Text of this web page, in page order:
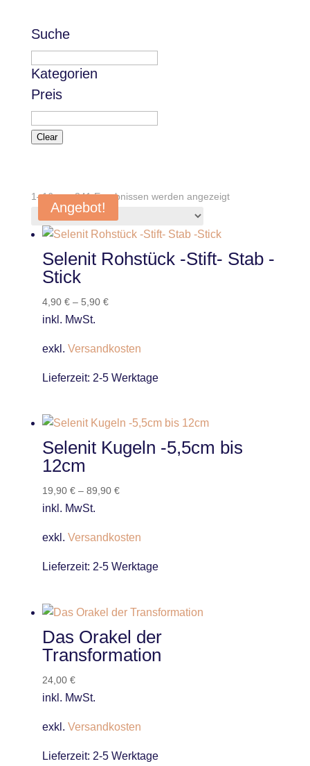
Suche
Kategorien
Preis
Clear
1–16 von 341 Ergebnissen werden angezeigt
Angebot!
Selenit Rohstück -Stift- Stab -
Stick
4,90 €– 5,90 €
inkl. MwSt.
exkl. Versandkosten
Lieferzeit: 2-5 Werktage
Selenit Kugeln -5,5cm bis
12cm
19,90 €– 89,90 €
inkl. MwSt.
exkl. Versandkosten
Lieferzeit: 2-5 Werktage
Das Orakel der
Transformation
24,00 €
inkl. MwSt.
exkl. Versandkosten
Lieferzeit: 2-5 Werktage